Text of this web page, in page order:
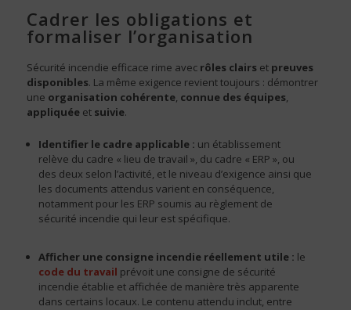
Cadrer les obligations et
formaliser l’organisation
Sécurité incendie efficace rime avec rôles clairs et preuves
disponibles. La même exigence revient toujours : démontrer
une organisation cohérente, connue des équipes,
appliquée et suivie.
Identifier le cadre applicable : un établissement
relève du cadre « lieu de travail », du cadre « ERP », ou
des deux selon l’activité, et le niveau d’exigence ainsi que
les documents attendus varient en conséquence,
notamment pour les ERP soumis au règlement de
sécurité incendie qui leur est spécifique.
Afficher une consigne incendie réellement utile : le
code du travail prévoit une consigne de sécurité
incendie établie et affichée de manière très apparente
dans certains locaux. Le contenu attendu inclut, entre